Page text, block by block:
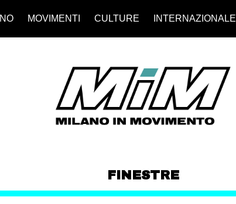
MOVIMENTI CULTURE INTERNAZIONALE
FINESTRE